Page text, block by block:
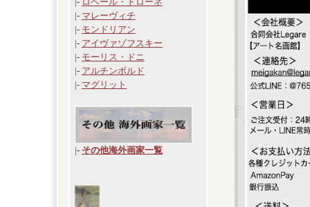
|- マレーヴィチ
|- モンドリアン
|- アイヴァゾフスキー
|- モーリス・ドニ
|- アルチンボルド
|- マグリット
|- その他海外画家一覧